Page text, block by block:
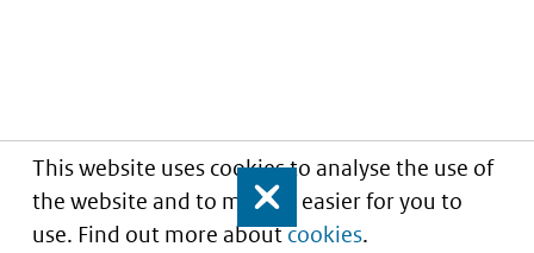
This website uses cookies to analyse the use of
the website and to make it easier for you to
use. Find out more aboutcookies.
Close